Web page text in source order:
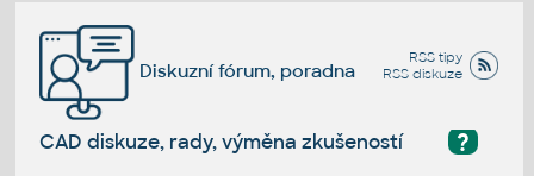
RSS tipy
RSS diskuze
Diskuzní fórum, poradna
?
CAD diskuze, rady, výměna zkušeností